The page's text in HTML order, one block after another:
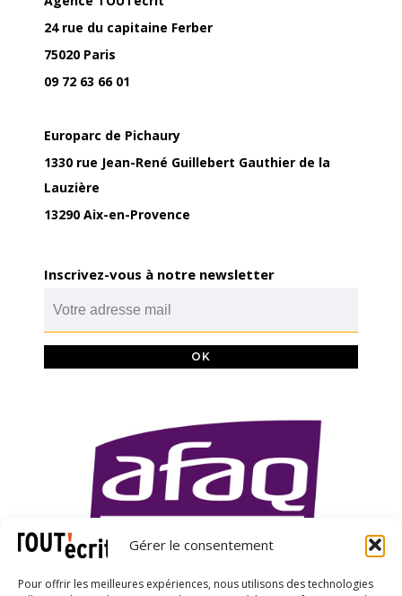
Gérer le consentement
Pour offrir les meilleures expériences, nous utilisons des technologies
24 rue du capitaine Ferber
75020 Paris
09 72 63 66 01
Europarc de Pichaury
1330 rue Jean-René Guillebert Gauthier de la
Lauzière
13290 Aix-en-Provence
Inscrivez-vous à notre newsletter